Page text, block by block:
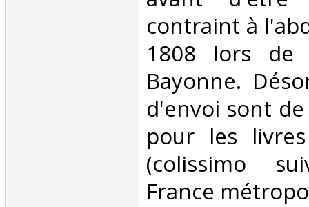
contraint à
1808 lors de
Bayonne.
d'envoi sont
pour les
(colissimo
France